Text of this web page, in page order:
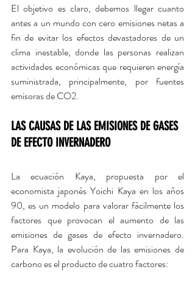
El objetivo es claro, debemos llegar cuanto
antes a un mundo con cero emisiones netas a
fin de evitar los efectos devastadores de un
clima inestable, donde las personas realizan
actividades económicas que requieren energía
suministrada, principalmente, por fuentes
emisoras de CO2.
LAS CAUSAS DE LAS EMISIONES DE GASES
DE EFECTO INVERNADERO
La ecuación Kaya, propuesta por el
economista japonés Yoichi Kaya en los años
90, es un modelo para valorar fácilmente los
factores que provocan el aumento de las
emisiones de gases de efecto invernadero.
Para Kaya, la evolución de las emisiones de
carbono es el producto de cuatro factores: